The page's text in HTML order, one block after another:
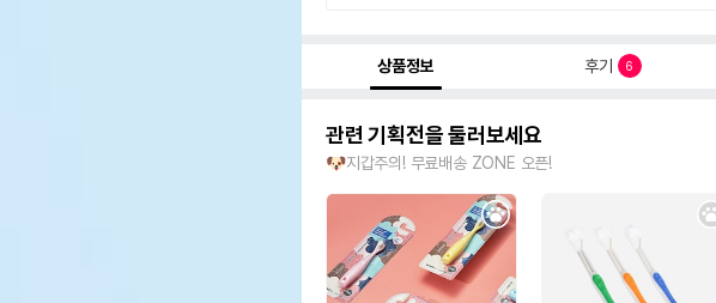
상품정보 후기 6
관련 기획전을 둘러보세요
🐶지갑주의! 무료배송 ZONE 오픈!